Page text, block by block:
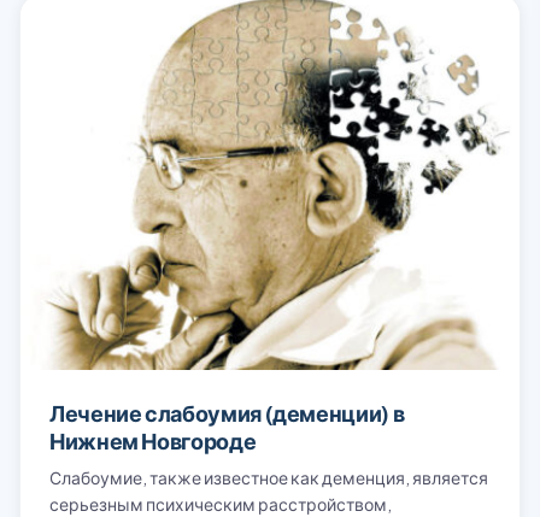
Лечение слабоумия (деменции) в
Нижнем Новгороде
Слабоумие, также известное как деменция, является
серьезным психическим расстройством,